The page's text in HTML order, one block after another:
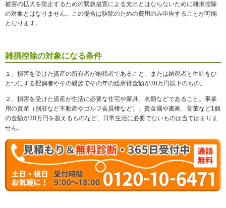
被害の拡大を防止するための緊急措置による支出とはならないために雑損控除
の対象とはなりません。この場合は駆除のための費用のみ申告することが可能
となります。
雑損控除の対象になる条件
１、損害を受けた資産の所有者が納税者であること。または納税者と生計をひ
とつにする配偶者やその親族でその年の総所得金額が38万円以下のもの。
２、損害を受けた資産が生活に必要な住宅や家具、衣類などであること。事業
用の資産（別荘など不動産やゴルフ会員権など）、貴金属や書画、骨董など1個
の金額が30万円を超えるものなど、日常生活に必要でないものは当てはまりま
せん。